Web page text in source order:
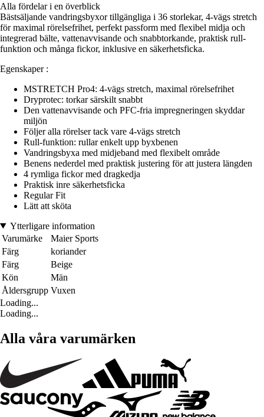
Alla fördelar i en överblick
Bästsäljande vandringsbyxor tillgängliga i 36 storlekar, 4-vägs stretch
för maximal rörelsefrihet, perfekt passform med flexibel midja och
integrerad bälte, vattenavvisande och snabbtorkande, praktisk rull-
funktion och många fickor, inklusive en säkerhetsficka.
Egenskaper :
MSTRETCH Pro4: 4-vägs stretch, maximal rörelsefrihet
Dryprotec: torkar särskilt snabbt
Den vattenavvisande och PFC-fria impregneringen skyddar
miljön
Följer alla rörelser tack vare 4-vägs stretch
Rull-funktion: rullar enkelt upp byxbenen
Vandringsbyxa med midjeband med flexibelt område
Benens nederdel med praktisk justering för att justera längden
4 rymliga fickor med dragkedja
Praktisk inre säkerhetsficka
Regular Fit
Lätt att sköta
Ytterligare information
Varumärke
Maier Sports
Färg
koriander
Färg
Beige
Kön
Män
Åldersgrupp Vuxen
Loading...
Loading...
Alla våra varumärken